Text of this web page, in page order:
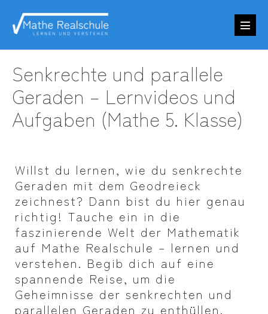
Inhalt
springen
Senkrechte und parallele
Geraden – Lernvideos und
Aufgaben (Mathe 5. Klasse)
Willst du lernen, wie du senkrechte
Geraden mit dem Geodreieck
zeichnest? Dann bist du hier genau
richtig! Tauche ein in die
faszinierende Welt der Mathematik
auf Mathe Realschule – lernen und
verstehen. Begib dich auf eine
spannende Reise, um die
Geheimnisse der senkrechten und
parallelen Geraden zu enthüllen.